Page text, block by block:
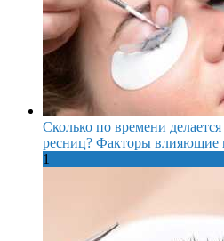
Сколько по времени
ресниц? Факторы влияющие
1